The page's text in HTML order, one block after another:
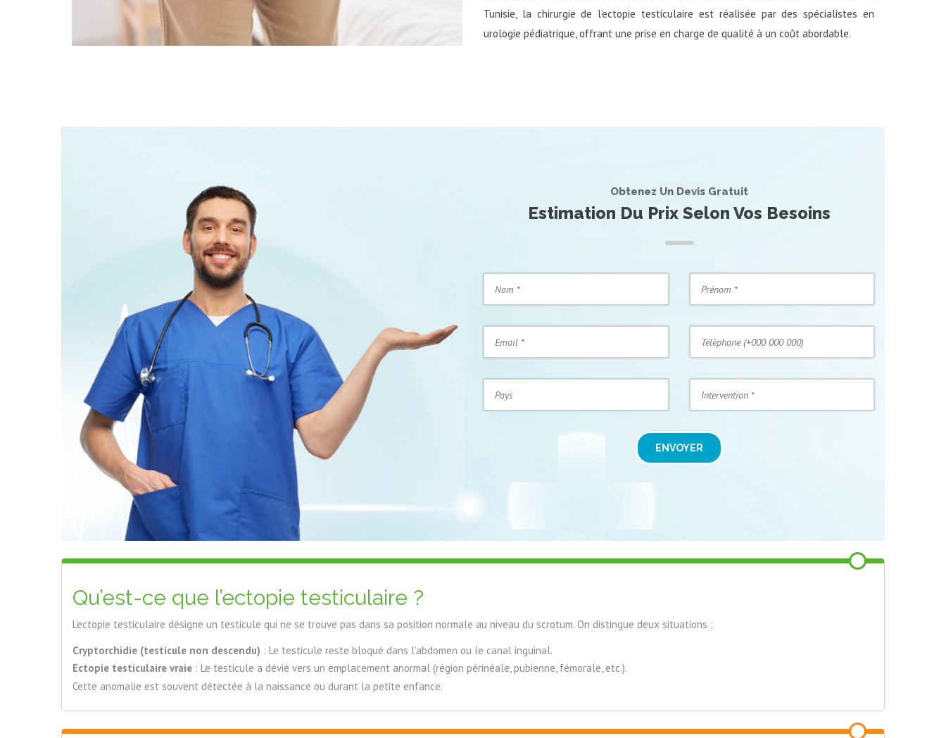
Tunisie, la chirurgie de l’ectopie testiculaire est réalisée par des spécialistes en
urologie pédiatrique, offrant une prise en charge de qualité à un coût abordable.
Obtenez Un Devis Gratuit
Estimation Du Prix Selon Vos Besoins
ENVOYER
Qu’est-ce que l’ectopie testiculaire ?
L’ectopie testiculaire désigne un testicule qui ne se trouve pas dans sa position normale au niveau du scrotum. On distingue deux situations :
Cryptorchidie (testicule non descendu) : Le testicule reste bloqué dans l’abdomen ou le canal inguinal.
Ectopie testiculaire vraie : Le testicule a dévié vers un emplacement anormal (région périnéale, pubienne, fémorale, etc.).
Cette anomalie est souvent détectée à la naissance ou durant la petite enfance.